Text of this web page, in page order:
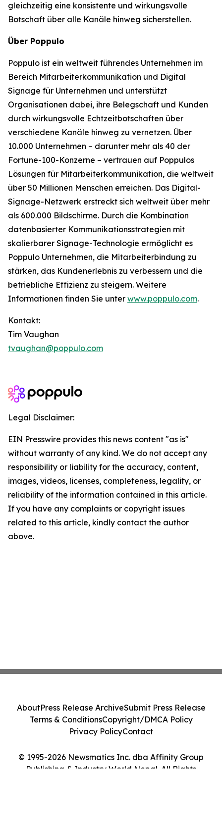
gleichzeitig eine konsistente und wirkungsvolle
Botschaft über alle Kanäle hinweg sicherstellen.
Über Poppulo
Poppulo ist ein weltweit führendes Unternehmen im
Bereich Mitarbeiterkommunikation und Digital
Signage für Unternehmen und unterstützt
Organisationen dabei, ihre Belegschaft und Kunden
durch wirkungsvolle Echtzeitbotschaften über
verschiedene Kanäle hinweg zu vernetzen. Über
10.000 Unternehmen – darunter mehr als 40 der
Fortune-100-Konzerne – vertrauen auf Poppulos
Lösungen für Mitarbeiterkommunikation, die weltweit
über 50 Millionen Menschen erreichen. Das Digital-
Signage-Netzwerk erstreckt sich weltweit über mehr
als 600.000 Bildschirme. Durch die Kombination
datenbasierter Kommunikationsstrategien mit
skalierbarer Signage-Technologie ermöglicht es
Poppulo Unternehmen, die Mitarbeiterbindung zu
stärken, das Kundenerlebnis zu verbessern und die
betriebliche Effizienz zu steigern. Weitere
Informationen finden Sie unter www.poppulo.com.
Kontakt:
Tim Vaughan
tvaughan@poppulo.com
Legal Disclaimer:
EIN Presswire provides this news content "as is"
without warranty of any kind. We do not accept any
responsibility or liability for the accuracy, content,
images, videos, licenses, completeness, legality, or
reliability of the information contained in this article.
If you have any complaints or copyright issues
related to this article, kindly contact the author
above.
© 1995-2026 Newsmatics Inc. dba Affinity Group
Publishing & Industry World Nepal. All Rights
AboutPress Release ArchiveSubmit Press Release
Terms & ConditionsCopyright/DMCA Policy
Privacy PolicyContact